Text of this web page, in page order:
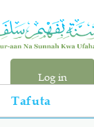
Log in